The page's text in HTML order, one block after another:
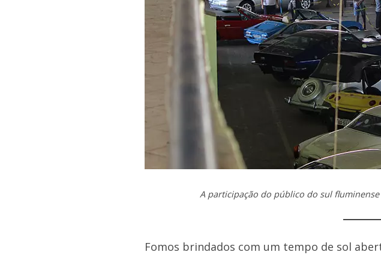
A participação do público do sul
Fomos brindados com um tempo de sol